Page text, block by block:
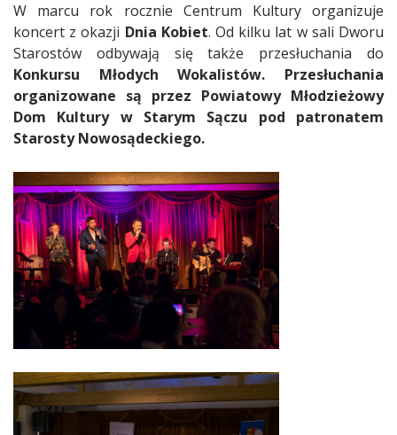
W marcu rok rocznie Centrum Kultury organizuje
koncert z okazji Dnia Kobiet. Od kilku lat w sali Dworu
Starostów odbywają się także przesłuchania do
Konkursu Młodych Wokalistów. Przesłuchania
organizowane są przez Powiatowy Młodzieżowy
Dom Kultury w Starym Sączu pod patronatem
Starosty Nowosądeckiego.